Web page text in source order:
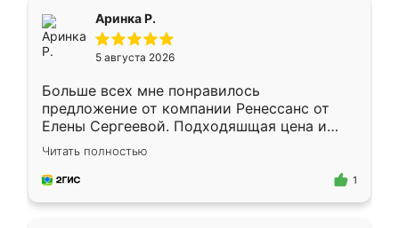
Аринка Р.
5 августа 2026
Больше всех мне понравилось
предложение от компании Ренессанс от
Елены Сергеевой. Подходяшщая цена и
короткие сроки изготовления. Приехавший
для замера сотрудник Владислав
предложил по моему эскизу самый
Читать полностью
1